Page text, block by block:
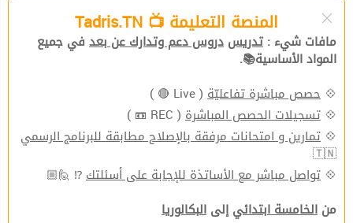
المنصة التعليمة 📺 Tadris.TN
مافات شيء : تدريس دروس دعم وتدارك عن بعد في جميع
المواد الأساسية📚.
💠 حصص مباشرة تفاعليّة ( Live 🔴 )
💠 تسجيلات الحصص المباشرة ( REC 📼 )
💠 تمارين و امتحانات مرفقة بالإصلاح مطابقة للبرنامج الرسمي
🇹🇳
💠 تواصل مباشر مع الأساتذة للإجابة على أسئلتك⁉ 🙋🏼
من الخامسة ابتدائي إلى البكالوريا